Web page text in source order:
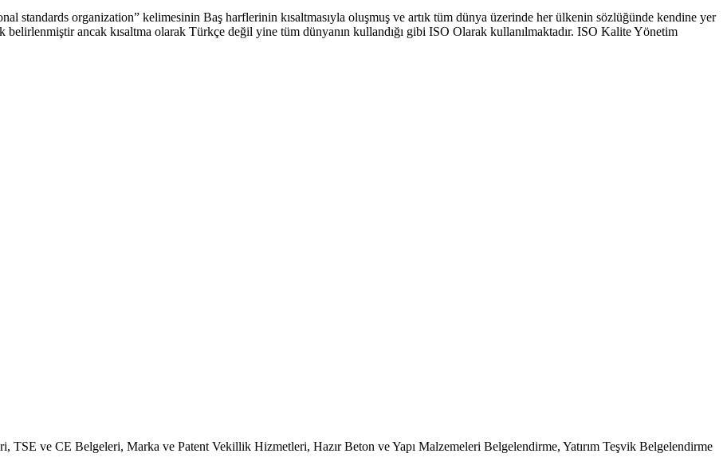
standards organization” kelimesinin Baş harflerinin kısaltmasıyla oluşmuş ve artık tüm dünya üzerinde her ülkenin sözlüğünde kendine yer
ancak kısaltma olarak Türkçe değil yine tüm dünyanın kullandığı gibi ISO Olarak kullanılmaktadır. ISO Kalite Yönetim
TSE ve CE Belgeleri, Marka ve Patent Vekillik Hizmetleri, Hazır Beton ve Yapı Malzemeleri Belgelendirme, Yatırım Teşvik Belgelendirme